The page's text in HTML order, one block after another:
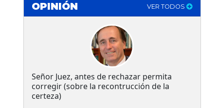
OPINIÓN VER TODOS
Señor Juez, antes de rechazar permita
corregir (sobre la recontrucción de la
certeza)